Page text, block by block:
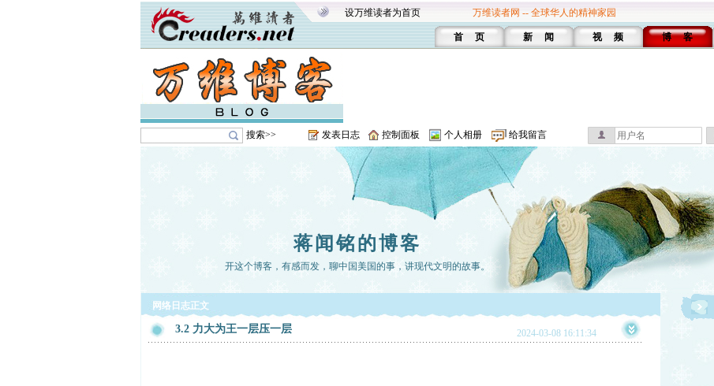
设万维读者为首页 万维读者网 -- 全球华人的精神家园
首 页 新 闻 视 频 博 客
搜索>> 发表日志 控制面板 个人相册 给我留言
蒋闻铭的博客
开这个博客，有感而发，聊中国美国的事，讲现代文明的故事。
网络日志正文
3.2 力大为王一层压一层 2024-03-08 16:11:34